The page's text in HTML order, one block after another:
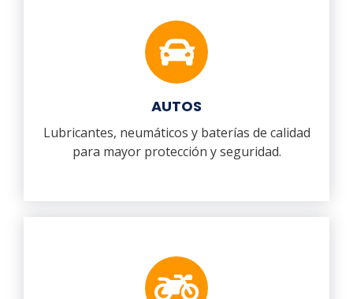
AUTOS
Lubricantes, neumáticos y baterías de calidad
para mayor protección y seguridad.